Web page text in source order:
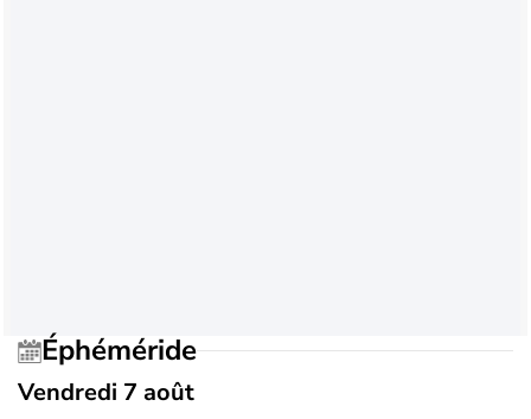
Éphéméride
Vendredi 7 août